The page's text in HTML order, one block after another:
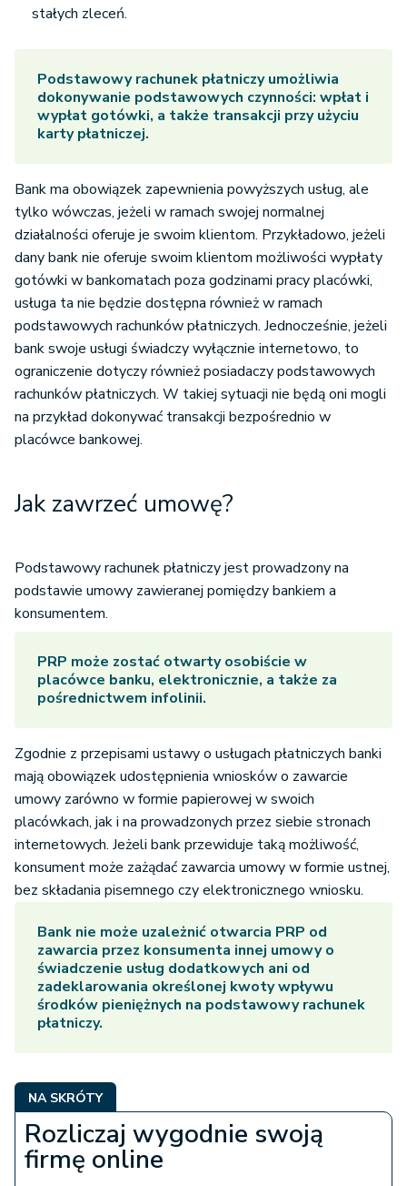
stałych zleceń.
Podstawowy rachunek płatniczy umożliwia
dokonywanie podstawowych czynności: wpłat i
wypłat gotówki, a także transakcji przy użyciu
karty płatniczej.
Bank ma obowiązek zapewnienia powyższych usług, ale
tylko wówczas, jeżeli w ramach swojej normalnej
działalności oferuje je swoim klientom. Przykładowo, jeżeli
dany bank nie oferuje swoim klientom możliwości wypłaty
gotówki w bankomatach poza godzinami pracy placówki,
usługa ta nie będzie dostępna również w ramach
podstawowych rachunków płatniczych. Jednocześnie, jeżeli
bank swoje usługi świadczy wyłącznie internetowo, to
ograniczenie dotyczy również posiadaczy podstawowych
rachunków płatniczych. W takiej sytuacji nie będą oni mogli
na przykład dokonywać transakcji bezpośrednio w
placówce bankowej.
Jak zawrzeć umowę?
Podstawowy rachunek płatniczy jest prowadzony na
podstawie umowy zawieranej pomiędzy bankiem a
konsumentem.
PRP może zostać otwarty osobiście w
placówce banku, elektronicznie, a także za
pośrednictwem infolinii.
Zgodnie z przepisami ustawy o usługach płatniczych banki
mają obowiązek udostępnienia wniosków o zawarcie
umowy zarówno w formie papierowej w swoich
placówkach, jak i na prowadzonych przez siebie stronach
internetowych. Jeżeli bank przewiduje taką możliwość,
konsument może zażądać zawarcia umowy w formie ustnej,
bez składania pisemnego czy elektronicznego wniosku.
Bank nie może uzależnić otwarcia PRP od
zawarcia przez konsumenta innej umowy o
świadczenie usług dodatkowych ani od
zadeklarowania określonej kwoty wpływu
środków pieniężnych na podstawowy rachunek
płatniczy.
NA SKRÓTY
Rozliczaj wygodnie swoją
firmę online